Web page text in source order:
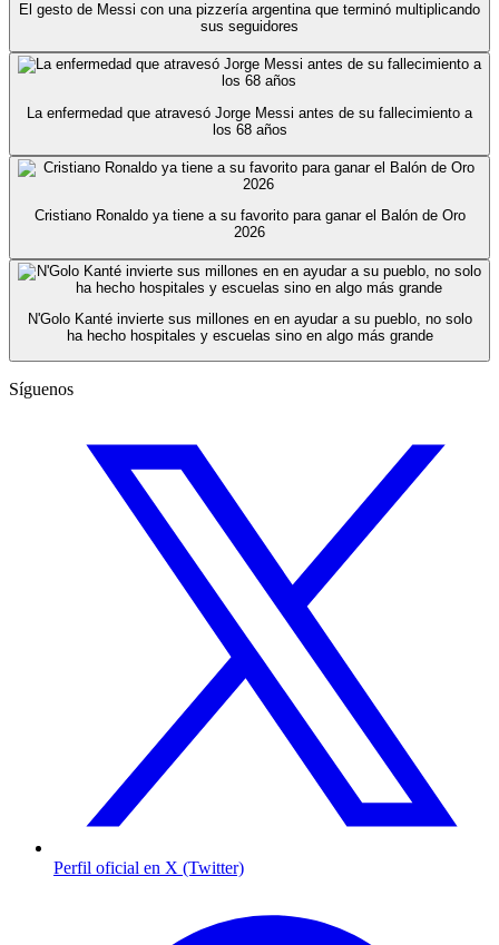
El gesto de Messi con una pizzería argentina que terminó multiplicando
sus seguidores
La enfermedad que atravesó Jorge Messi antes de su fallecimiento a
los 68 años
Cristiano Ronaldo ya tiene a su favorito para ganar el Balón de Oro
2026
N'Golo Kanté invierte sus millones en en ayudar a su pueblo, no solo
ha hecho hospitales y escuelas sino en algo más grande
Síguenos
Perfil oficial en X (Twitter)